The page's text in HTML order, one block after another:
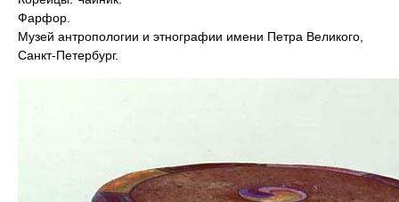
Фарфор.
Музей антропологии и этнографии имени Петра Великого,
Санкт-Петербург.